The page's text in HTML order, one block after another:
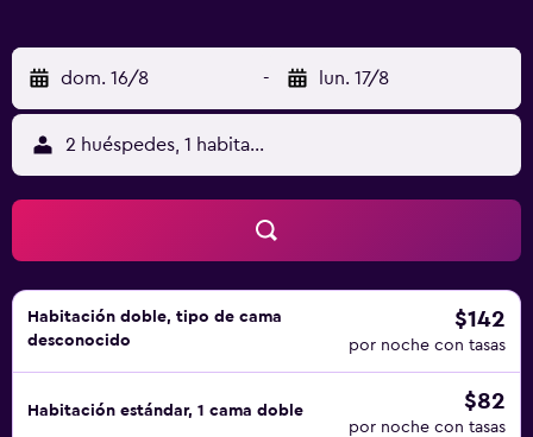
dom. 16/8 - lun. 17/8
2 huéspedes, 1 habitación
Habitación doble, tipo de cama
desconocido
$142
por noche con tasas
Habitación estándar, 1 cama doble $82
por noche con tasas